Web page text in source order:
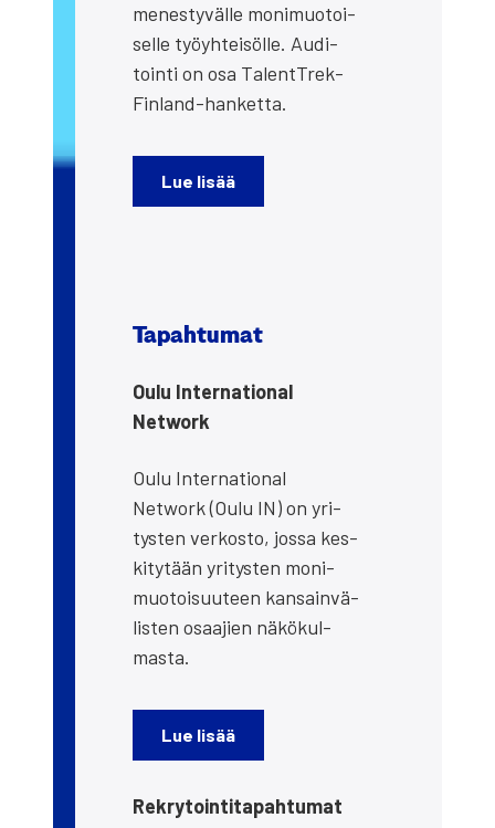
menes­ty­väl­le moni­muo­toi­
sel­le työyh­tei­söl­le. Audi­
toin­ti on osa TalentT­rek­
Fin­land-han­ket­ta.
Lue lisää
Tapah­tu­mat
Oulu Inter­na­tio­nal
Network
Oulu Inter­na­tio­nal
Network (Oulu IN) on yri­
tys­ten ver­kos­to, jos­sa kes­
ki­ty­tään yri­tys­ten moni­
muo­toi­suu­teen kan­sain­vä­
lis­ten osaa­jien näkö­kul­
mas­ta.
Lue lisää
Rek­ry­toin­ti­ta­pah­tu­mat